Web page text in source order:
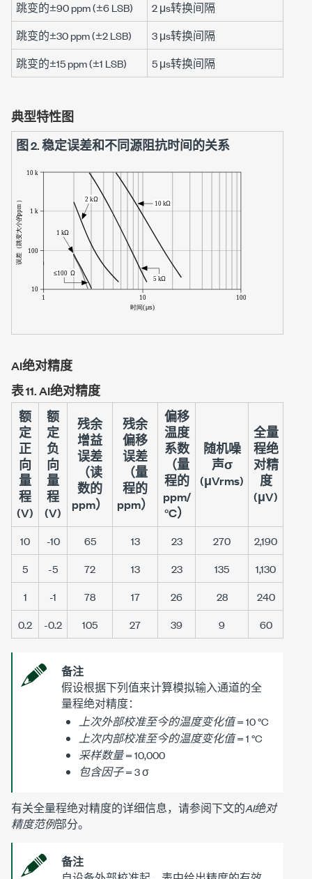
跳变的±90 ppm(±6 LSB) 2 μs转换间隔
跳变的±30 ppm(±2 LSB) 3 μs转换间隔
跳变的±15 ppm(±1 LSB) 5 μs转换间隔
典型特性图
图 2.稳定误差和不同源阻抗时间的关系
AI绝对精度
表 11.AI绝对精度
额
定
正
向
量
程
(V)
额
定
负
向
量
程
(V)
残余
增益
误差
（读
数的
ppm）
残余
偏移
误差
（量
程的
ppm）
偏移
温度
系数
（量
程的
ppm/
°C）
随机噪
声σ
(μVrms)
全量
程绝
对精
度
(μV)
10 -10 65 13 23 270
2,190
5
-5 72 13 23 135
1,130
1
-1 78 17 26 28
240
0.2
-0.2 105 27 39 9 60
备注
假设根据下列值来计算模拟输入通道的全
量程绝对精度：
上次外部校准至今的温度变化值= 10 °C
上次内部校准至今的温度变化值= 1 °C
采样数量= 10,000
包含因子= 3 σ
有关全量程绝对精度的详细信息，请参阅下文的AI绝对
精度范例部分。
备注